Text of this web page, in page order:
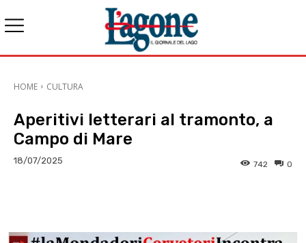
HOME CULTURA
Aperitivi letterari al tramonto, a
Campo di Mare
18/07/2025 0
742